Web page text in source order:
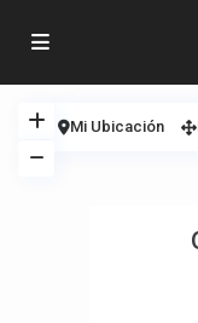
Mi Ubicación